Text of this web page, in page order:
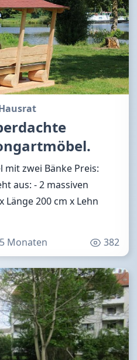
zwei Bänke Preis:
aus: - 2 massiven
Länge 200 cm x Lehn
Monaten 382